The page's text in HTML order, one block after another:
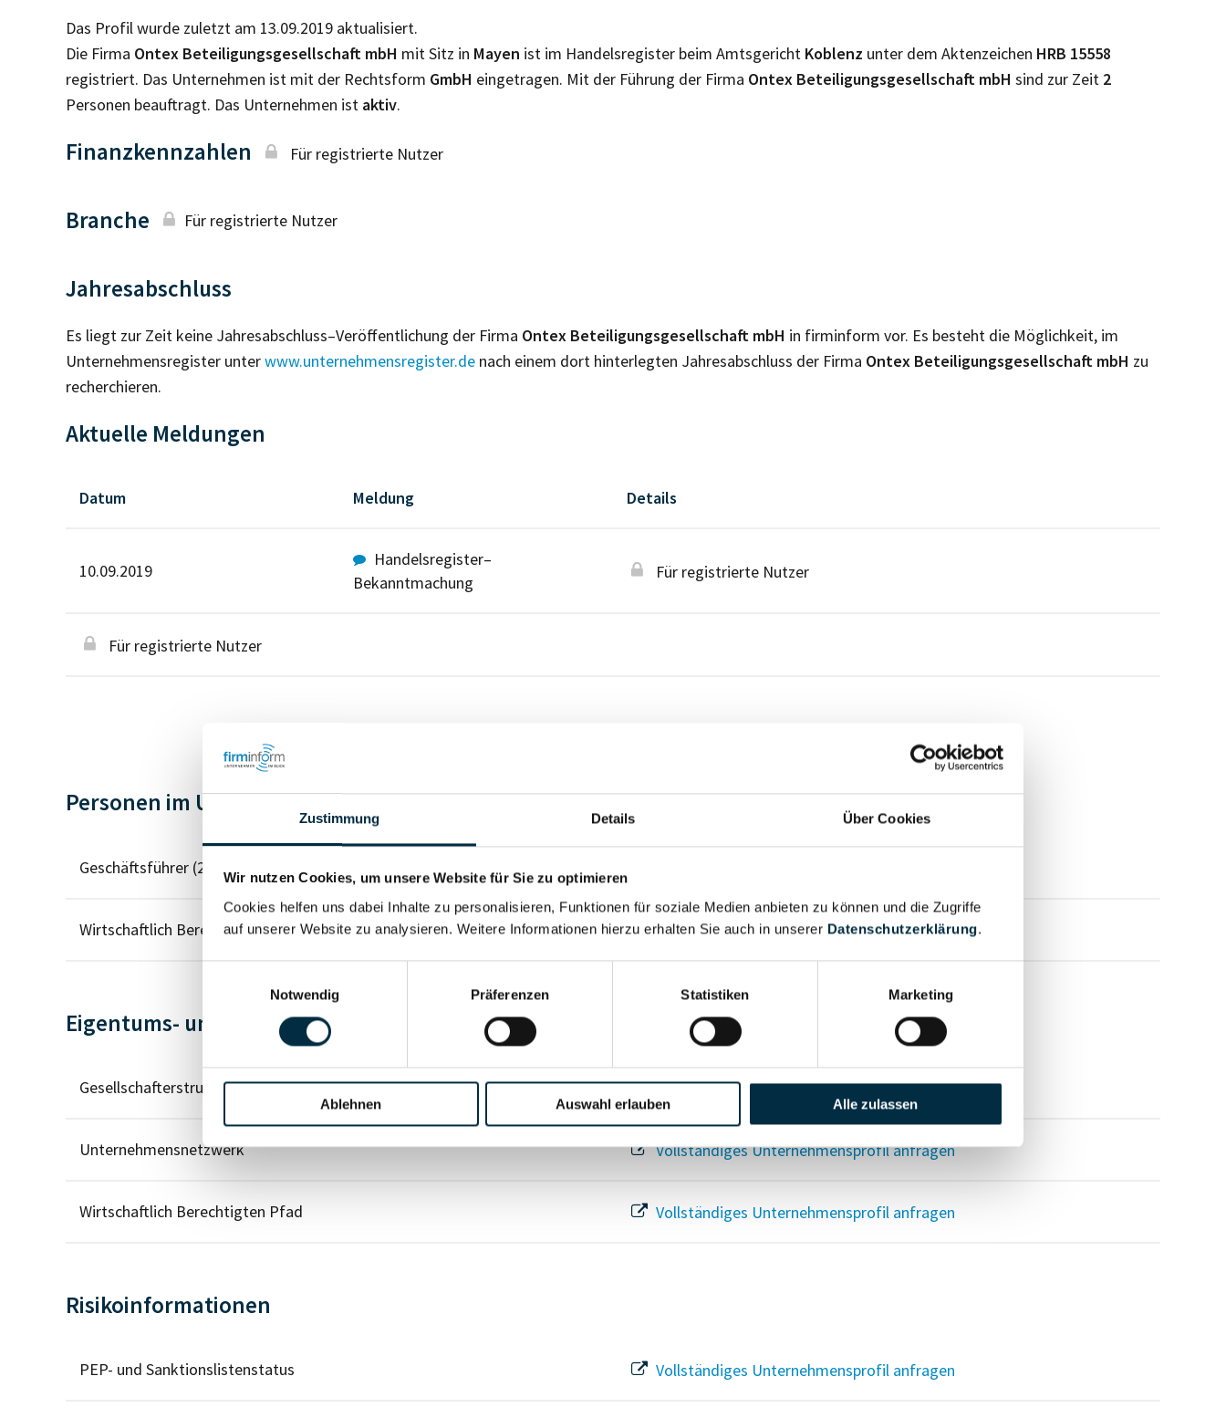
Zustimmung Details Über Cookies
Wir nutzen Cookies, um unsere Website für Sie zu optimieren
Cookies helfen uns dabei Inhalte zu personalisieren, Funktionen für soziale Medien anbieten zu können und die Zugriffe
auf unserer Website zu analysieren. Weitere Informationen hierzu erhalten Sie auch in unserer Datenschutzerklärung.
Notwendig
Präferenzen Statistiken Marketing
Ablehnen Auswahl erlauben Alle zulassen
Das Profil wurde zuletzt am 13.09.2019 aktualisiert.
Die Firma Ontex Beteiligungsgesellschaft mbH mit Sitz in Mayen ist im Handelsregister beim Amtsgericht Koblenz unter dem Aktenzeichen HRB 15558
registriert. Das Unternehmen ist mit der Rechtsform GmbH eingetragen. Mit der Führung der Firma Ontex Beteiligungsgesellschaft mbH sind zur Zeit 2
Personen beauftragt. Das Unternehmen ist aktiv.
Finanzkennzahlen Für registrierte Nutzer
Branche Für registrierte Nutzer
Jahresabschluss
Es liegt zur Zeit keine Jahresabschluss–Veröffentlichung der Firma Ontex Beteiligungsgesellschaft mbH in firminform vor. Es besteht die Möglichkeit, im
Unternehmensregister unterwww.unternehmensregister.de nach einem dort hinterlegten Jahresabschluss der Firma Ontex Beteiligungsgesellschaft mbH zu
recherchieren.
Aktuelle Meldungen
Datum Meldung Details
10.09.2019
Handelsregister–
Bekanntmachung
Für registrierte Nutzer
Für registrierte Nutzer
Personen im Unternehmen
Geschäftsführer (2)
Wirtschaftlich Berechtigter Vollständiges Unternehmensprofil anfragen
Eigentums- und Kontrollstruktur
Gesellschafterstruktur Vollständiges Unternehmensprofil anfragen
Unternehmensnetzwerk Vollständiges Unternehmensprofil anfragen
Wirtschaftlich Berechtigten Pfad Vollständiges Unternehmensprofil anfragen
Risikoinformationen
PEP- und Sanktionslistenstatus Vollständiges Unternehmensprofil anfragen